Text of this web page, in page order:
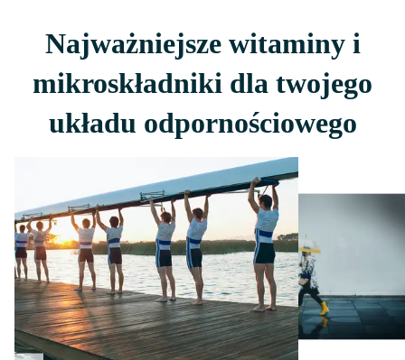
Najważniejsze witaminy i
mikroskładniki dla twojego
układu odpornościowego